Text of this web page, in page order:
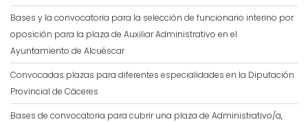
Bases y la convocatoria para la selección de funcionario interino por
oposición para la plaza de Auxiliar Administrativo en el
Ayuntamiento de Alcuéscar
Convocadas plazas para diferentes especialidades en la Diputación
Provincial de Cáceres
Bases de convocatoria para cubrir una plaza de Administrativo/a,